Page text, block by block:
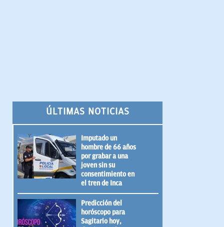
ÚLTIMAS NOTICIAS
Imputado un
hombre de 66 años
por grabar a una
joven sin su
consentimiento en
el tren de Inca
Predicción del
horóscopo para
Sagitario hoy,